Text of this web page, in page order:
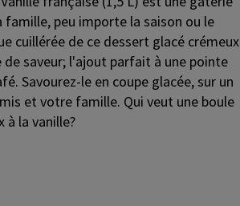
peu importe la saison ou le
cuillérée de ce dessert glacé crémeux
saveur; l'ajout parfait à une pointe
Savourez-le en coupe glacée, sur un
et votre famille. Qui veut une boule
à la vanille?